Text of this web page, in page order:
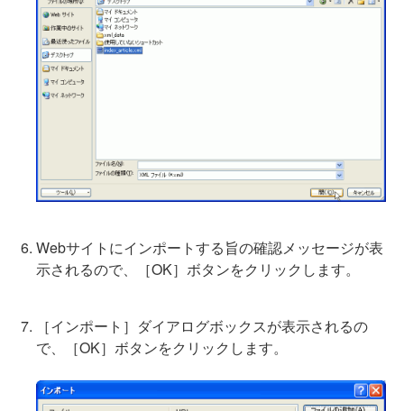
Webサイトにインポートする旨の確認メッセージが表
示されるので、［OK］ボタンをクリックします。
［インポート］ダイアログボックスが表示されるの
で、［OK］ボタンをクリックします。